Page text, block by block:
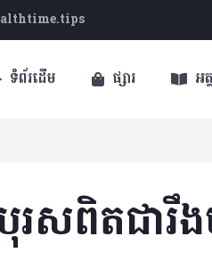
ទំព័រដើម ផ្សារ អ
រសពិតជារឹង